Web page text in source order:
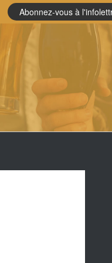
Abonnez-vous à